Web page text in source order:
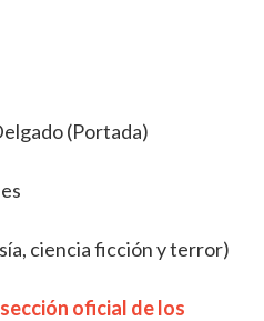
(Portada)
ciencia ficción y terror)
oficial de los